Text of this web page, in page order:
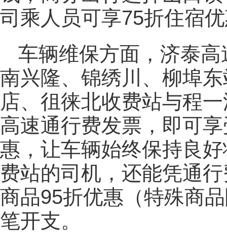
司乘人员可享75折住宿
车辆维保方面，济泰
南兴隆、锦绣川、柳埠
店、徂徕北收费站与程
高速通行费发票，即可
惠，让车辆始终保持良
费站的司机，还能凭通
商品95折优惠（特殊商
笔开支。